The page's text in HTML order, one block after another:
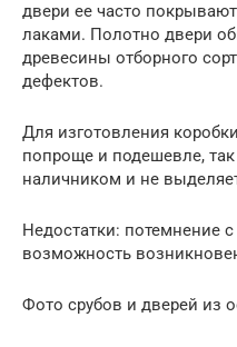
двери ее часто
лаками. Полотно двери
древесины отборного
дефектов.
Для изготовления
попроще и подешевле,
наличником и не
Недостатки: потемнение
возможность
Фото срубов и дверей из